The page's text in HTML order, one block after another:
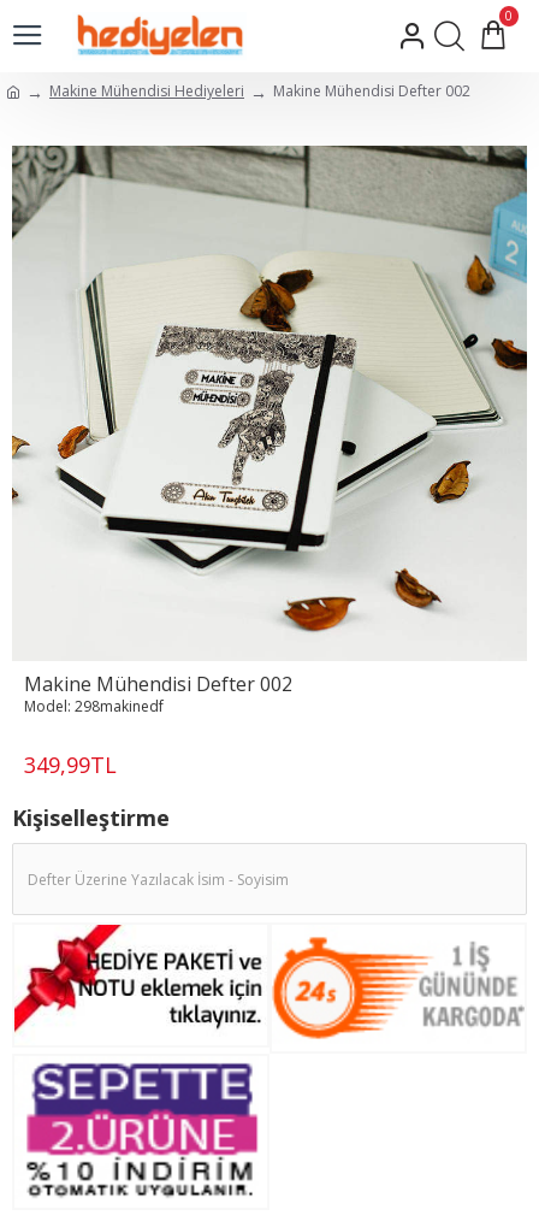
0
Makine Mühendisi Hediyeleri Makine Mühendisi Defter 002
Makine Mühendisi Defter 002
349,99TL
Model: 298makinedf
Kişiselleştirme